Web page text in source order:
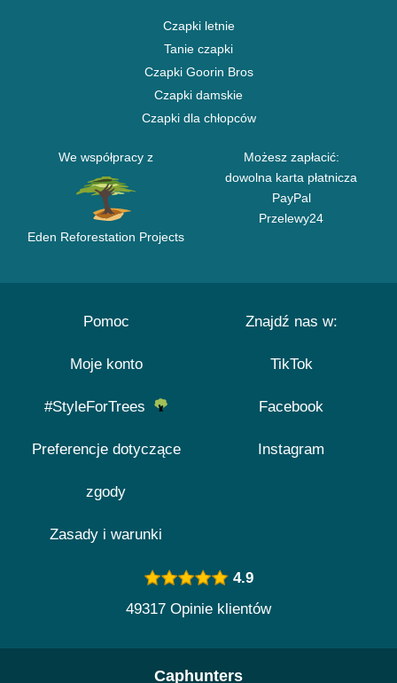
Czapki letnie
Tanie czapki
Czapki Goorin Bros
Czapki damskie
Czapki dla chłopców
We współpracy z
Eden Reforestation Projects
Możesz zapłacić:
dowolna karta płatnicza
PayPal
Przelewy24
Pomoc
Moje konto
#StyleForTrees
Preferencje dotyczące
zgody
Zasady i warunki
Znajdź nas w:
TikTok
Facebook
Instagram
4.9
49317 Opinie klientów
Caphunters